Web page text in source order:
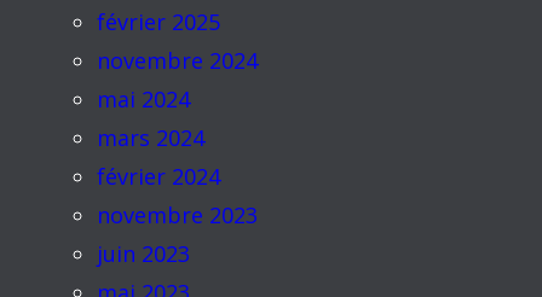
février 2025
novembre 2024
mai 2024
mars 2024
février 2024
novembre 2023
juin 2023